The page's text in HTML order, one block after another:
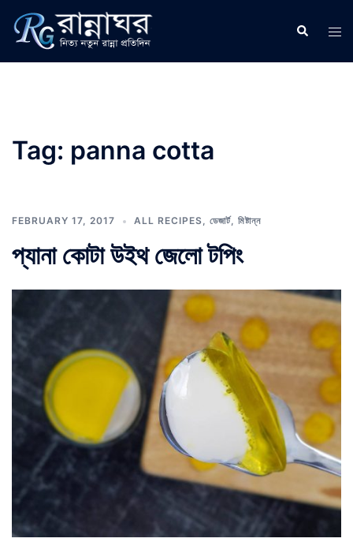
content
Search
Tag: panna cotta
FEBRUARY 17, 2017 ALL RECIPES, ডেজার্ট, মিষ্টান্ন
প্যানা কোটা উইথ জেলো টপিং